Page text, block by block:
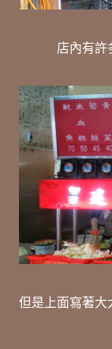
店內有許
但是上面寫著大